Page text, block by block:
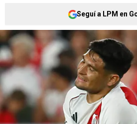
Seguí a LPM en